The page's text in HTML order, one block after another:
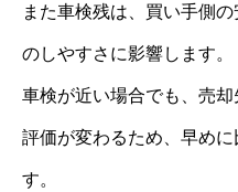
また車検残は、買い手側
のしやすさに影響します。
車検が近い場合でも、売
評価が変わるため、早め
す。